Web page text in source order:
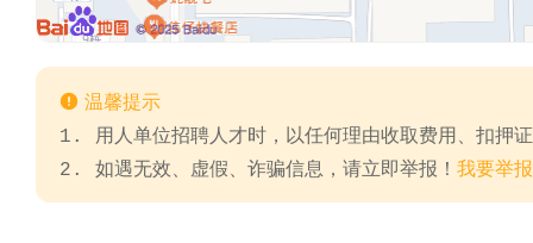
 温馨提示
1. 用人单位招聘人才时，以任何理由收取费用、扣押
2. 如遇无效、虚假、诈骗信息，请立即举报！ 我要举报